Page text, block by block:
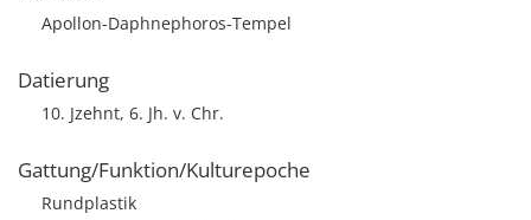
Apollon-Daphnephoros-Tempel
Datierung
10. Jzehnt, 6. Jh. v. Chr.
Gattung/Funktion/Kulturepoche
Rundplastik